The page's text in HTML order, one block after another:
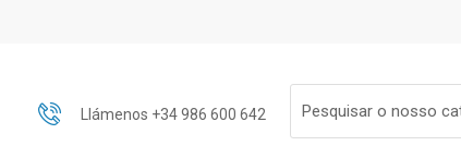
Llámenos +34 986 600 642